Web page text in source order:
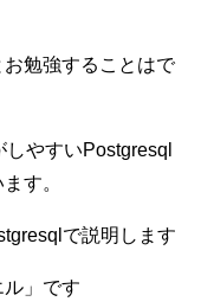
勉強することはで
やすいPostgresql
す。
で説明します
」です